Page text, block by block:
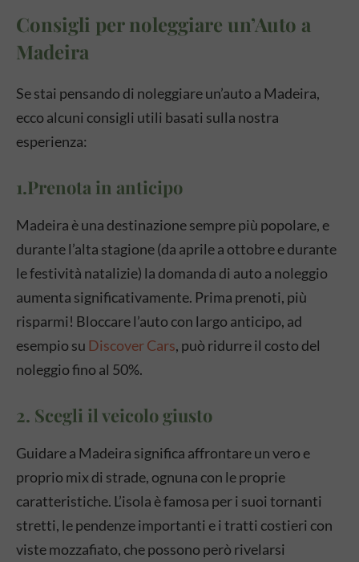
Consigli per noleggiare un’Auto a
Madeira
Se stai pensando di noleggiare un’auto a Madeira,
ecco alcuni consigli utili basati sulla nostra
esperienza:
1.Prenota in anticipo
Madeira è una destinazione sempre più popolare, e
durante l’alta stagione (da aprile a ottobre e durante
le festività natalizie) la domanda di auto a noleggio
aumenta significativamente. Prima prenoti, più
risparmi! Bloccare l’auto con largo anticipo, ad
esempio su Discover Cars, può ridurre il costo del
noleggio fino al 50%.
2. Scegli il veicolo giusto
Guidare a Madeira significa affrontare un vero e
proprio mix di strade, ognuna con le proprie
caratteristiche. L’isola è famosa per i suoi tornanti
stretti, le pendenze importanti e i tratti costieri con
viste mozzafiato, che possono però rivelarsi